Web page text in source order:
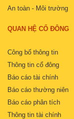
An toàn - Môi trường
QUAN HỆ CỔ ĐÔNG
Công bố thông tin
Thông tin cổ đông
Báo cáo tài chính
Báo cáo thường niên
Báo cáo phân tích
Thông tin tài chính